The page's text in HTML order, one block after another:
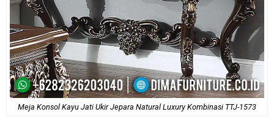
Meja Konsol Kayu Jati Ukir Jepara Natural Luxury Kombinasi TTJ-1573